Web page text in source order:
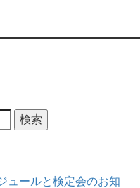
ュールと検定会のお知